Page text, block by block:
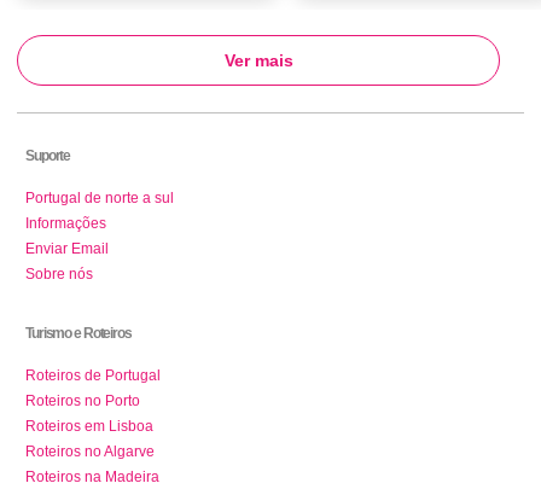
Ver mais
Suporte
Portugal de norte a sul
Informações
Enviar Email
Sobre nós
Turismo e Roteiros
Roteiros de Portugal
Roteiros no Porto
Roteiros em Lisboa
Roteiros no Algarve
Roteiros na Madeira